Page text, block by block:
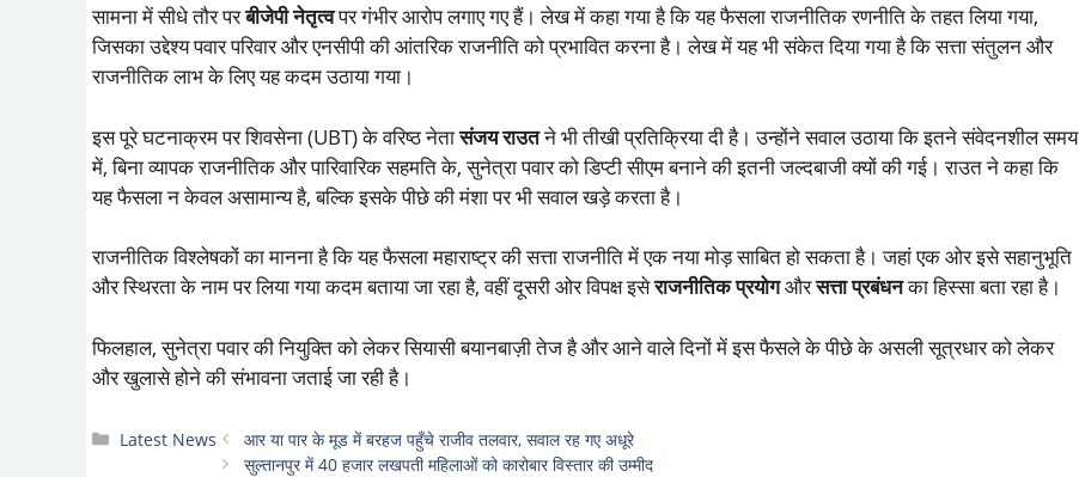
सामना में सीधे तौर परबीजेपी नेतृत्वपर गंभीर आरोप लगाए गए हैं। लेख में कहा गया है कि यह फैसला राजनीतिक रणनीति के तहत लिया गया,
जिसका उद्देश्य पवार परिवार और एनसीपी की आंतरिक राजनीति को प्रभावित करना है। लेख में यह भी संकेत दिया गया है कि सत्ता संतुलन और
राजनीतिक लाभ के लिए यह कदम उठाया गया।
इस पूरे घटनाक्रम पर शिवसेना (UBT) के वरिष्ठ नेतासंजय राउतने भी तीखी प्रतिक्रिया दी है। उन्होंने सवाल उठाया कि इतने संवेदनशील समय
में, बिना व्यापक राजनीतिक और पारिवारिक सहमति के, सुनेत्रा पवार को डिप्टी सीएम बनाने की इतनी जल्दबाजी क्यों की गई। राउत ने कहा कि
यह फैसला न केवल असामान्य है, बल्कि इसके पीछे की मंशा पर भी सवाल खड़े करता है।
राजनीतिक विश्लेषकों का मानना है कि यह फैसला महाराष्ट्र की सत्ता राजनीति में एक नया मोड़ साबित हो सकता है। जहां एक ओर इसे सहानुभूति
और स्थिरता के नाम पर लिया गया कदम बताया जा रहा है, वहीं दूसरी ओर विपक्ष इसेराजनीतिक प्रयोगऔरसत्ता प्रबंधनका हिस्सा बता रहा है।
फिलहाल, सुनेत्रा पवार की नियुक्ति को लेकर सियासी बयानबाज़ी तेज है और आने वाले दिनों में इस फैसले के पीछे के असली सूत्रधार को लेकर
और खुलासे होने की संभावना जताई जा रही है।
Categories
Latest News
आर या पार के मूड में बरहज पहुँचे राजीव तलवार, सवाल रह गए अधूरे
सुल्तानपुर में 40 हजार लखपती महिलाओं को कारोबार विस्तार की उम्मीद